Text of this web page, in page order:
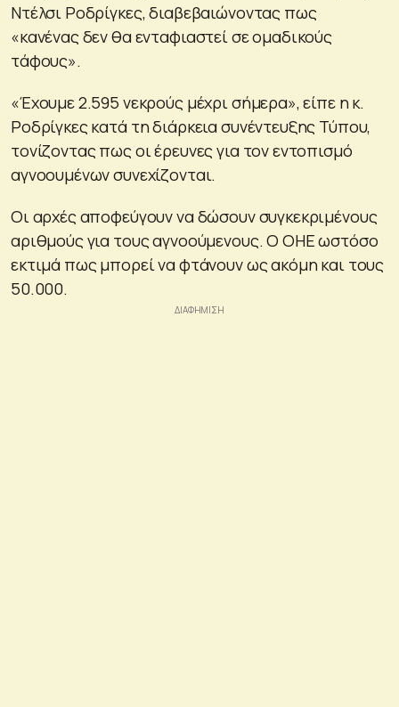
Ντέλσι Ροδρίγκες, διαβεβαιώνοντας πως
«κανένας δεν θα ενταφιαστεί σε ομαδικούς
τάφους».
«Έχουμε 2.595 νεκρούς μέχρι σήμερα», είπε η κ.
Ροδρίγκες κατά τη διάρκεια συνέντευξης Τύπου,
τονίζοντας πως οι έρευνες για τον εντοπισμό
αγνοουμένων συνεχίζονται.
Οι αρχές αποφεύγουν να δώσουν συγκεκριμένους
αριθμούς για τους αγνοούμενους. Ο ΟΗΕ ωστόσο
εκτιμά πως μπορεί να φτάνουν ως ακόμη και τους
50.000.